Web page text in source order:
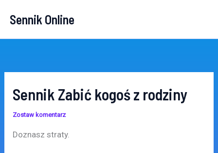
Sennik Online
Sennik Zabić kogoś z rodziny
Zostaw komentarz
Doznasz straty.